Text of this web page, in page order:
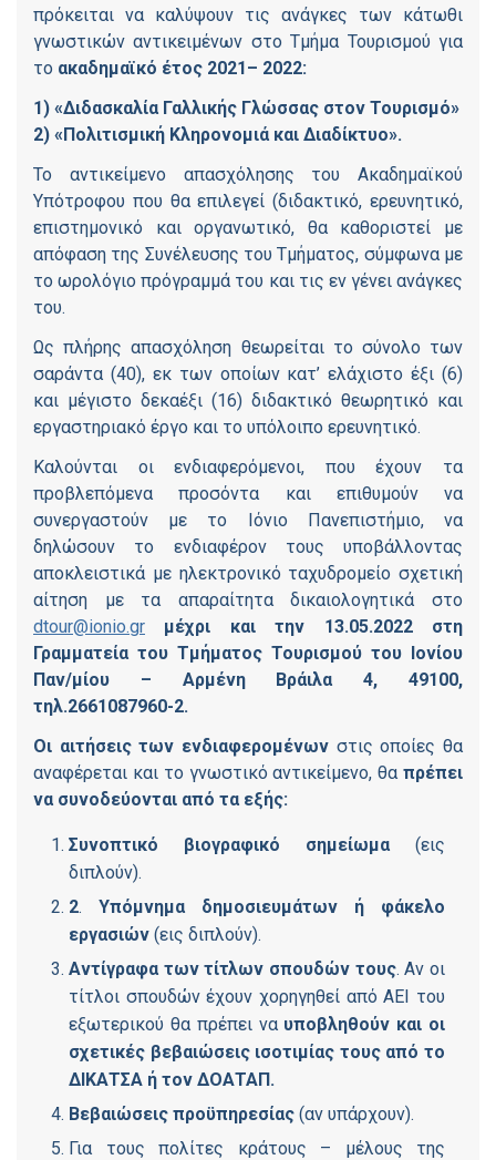
πρόκειται να καλύψουν τις ανάγκες των κάτωθι
γνωστικών αντικειμένων στο Τμήμα Τουρισμού για
το ακαδημαϊκό έτος 2021– 2022:
1) «Διδασκαλία Γαλλικής Γλώσσας στον Τουρισμό»
2) «Πολιτισμική Κληρονομιά και Διαδίκτυο».
To αντικείμενο απασχόλησης του Ακαδημαϊκού
Υπότροφου που θα επιλεγεί (διδακτικό, ερευνητικό,
επιστημονικό και οργανωτικό, θα καθοριστεί με
απόφαση της Συνέλευσης του Τμήματος, σύμφωνα με
το ωρολόγιο πρόγραμμά του και τις εν γένει ανάγκες
του.
Ως πλήρης απασχόληση θεωρείται το σύνολο των
σαράντα (40), εκ των οποίων κατ’ ελάχιστο έξι (6)
και μέγιστο δεκαέξι (16) διδακτικό θεωρητικό και
εργαστηριακό έργο και το υπόλοιπο ερευνητικό.
Καλούνται οι ενδιαφερόμενοι, που έχουν τα
προβλεπόμενα προσόντα και επιθυμούν να
συνεργαστούν με το Ιόνιο Πανεπιστήμιο, να
δηλώσουν το ενδιαφέρον τους υποβάλλοντας
αποκλειστικά με ηλεκτρονικό ταχυδρομείο σχετική
αίτηση με τα απαραίτητα δικαιολογητικά στο
dtour@ionio.gr
μέχρι και την 13.05.2022 στη
Γραμματεία του Τμήματος Τουρισμού του Ιονίου
Παν/μίου – Αρμένη Βράιλα 4, 49100,
τηλ.2661087960-2.
Οι αιτήσεις των ενδιαφερομένων στις οποίες θα
αναφέρεται και το γνωστικό αντικείμενο, θα πρέπει
να συνοδεύονται από τα εξής:
Συνοπτικό βιογραφικό σημείωμα (εις
διπλούν).
2. Υπόμνημα δημοσιευμάτων ή φάκελο
εργασιών (εις διπλούν).
Αντίγραφα των τίτλων σπουδών τους. Αν οι
τίτλοι σπουδών έχουν χορηγηθεί από ΑΕΙ του
εξωτερικού θα πρέπει να υποβληθούν και οι
σχετικές βεβαιώσεις ισοτιμίας τους από το
ΔΙΚΑΤΣΑ ή τον ΔΟΑΤΑΠ.
Βεβαιώσεις προϋπηρεσίας (αν υπάρχουν).
Για τους πολίτες κράτους – μέλους της